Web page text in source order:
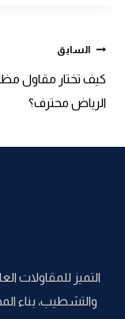
تصفّح
المقالات
السابق
كيف تختار مقاول
الرياض محترف؟
التميز للمقاولات
والتشطيب، بناء